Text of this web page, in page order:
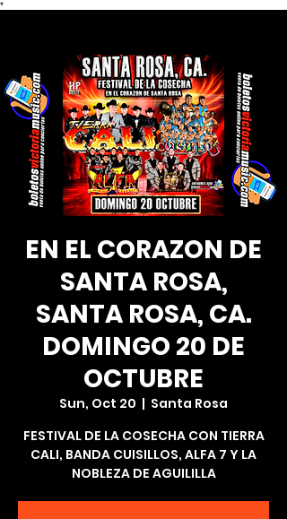
*
EN EL CORAZON DE
SANTA ROSA,
SANTA ROSA, CA.
DOMINGO 20 DE
OCTUBRE
Sun, Oct 20
  |
Santa Rosa
FESTIVAL DE LA COSECHA CON TIERRA
CALI, BANDA CUISILLOS, ALFA 7 Y LA
NOBLEZA DE AGUILILLA